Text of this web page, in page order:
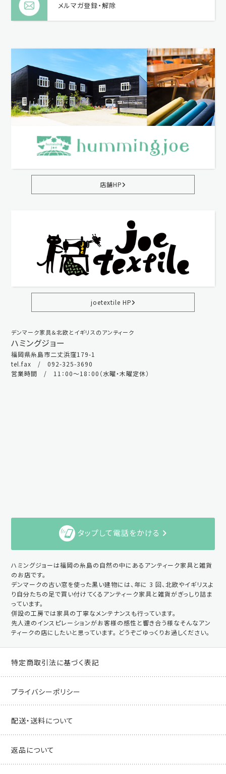
メルマガ登録・解除
店舗HP
joetextile HP
デンマーク家具＆北欧とイギリスのアンティーク
ハミングジョー
福岡県糸島市二丈浜窪179-1
tel.fax / 092-325-3690
営業時間 / 11：00～18：00（水曜・木曜定休）
タップして電話をかける
ハミングジョーは福岡の糸島の自然の中にあるアンティーク家具と雑貨
のお店です。
デンマークの古い窓を使った黒い建物には、年に 3 回、北欧やイギリスよ
り自分たちの足で買い付けてくるアンティーク家具と雑貨がぎっしり詰ま
っています。
併設の工房では家具の丁寧なメンテナンスも行っています。
先人達のインスピレーションがお客様の感性と響き合う様なそんなアン
ティークの店にしたいと思っています。 どうぞごゆっくりお過しください。
特定商取引法に基づく表記
プライバシーポリシー
配送・送料について
返品について